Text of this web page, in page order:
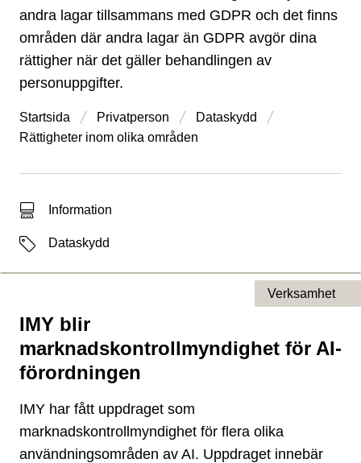
andra lagar tillsammans med GDPR och det finns
områden där andra lagar än GDPR avgör dina
rättigher när det gäller behandlingen av
personuppgifter.
Startsida Privatperson
Dataskydd
Rättigheter inom olika områden
Typ av sökträff
Information
EtiketterDataskydd
IMY blir
marknadskontrollmyndighet för AI-
förordningen
Typ av sida
Verksamhet
IMY har fått uppdraget som
marknadskontrollmyndighet för flera olika
användningsområden av AI. Uppdraget innebär